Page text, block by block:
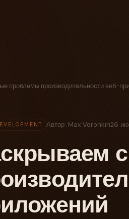
проблемы производительности веб-
Автор: Max Voronkin26